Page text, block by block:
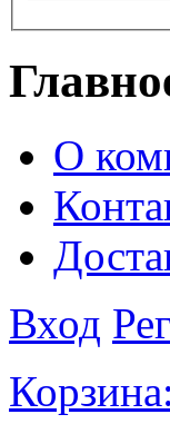
О
Вход
Корзина: